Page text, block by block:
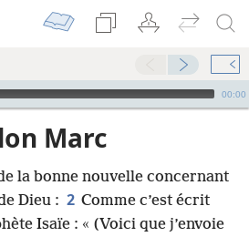
00:00
Marc
la bonne nouvelle concernant
Dieu : 2 Comme c’est écrit
Isaïe : « (Voici que j’envoie